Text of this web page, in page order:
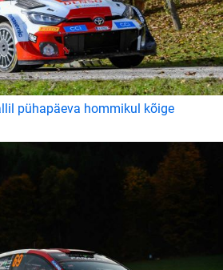
pühapäeva hommikul kõige